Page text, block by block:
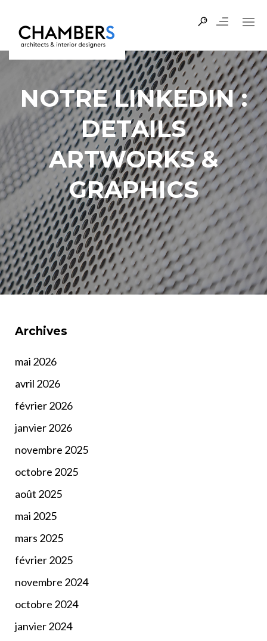
NOTRE LINKEDIN :
DETAILS
ARTWORKS &
GRAPHICS
Archives
mai 2026
avril 2026
février 2026
janvier 2026
novembre 2025
octobre 2025
août 2025
mai 2025
mars 2025
février 2025
novembre 2024
octobre 2024
janvier 2024